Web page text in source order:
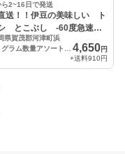
ら2~16日で発送
送！！伊豆の美味しい ト
とこぶし -60度急速冷
１点物
県賀茂郡河津町浜
4,650円
+送料910円